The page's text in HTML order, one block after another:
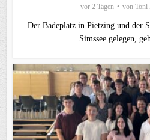
vor 2 Tagen von Toni
Der Badeplatz in Pietzing und der
Simssee gelegen,